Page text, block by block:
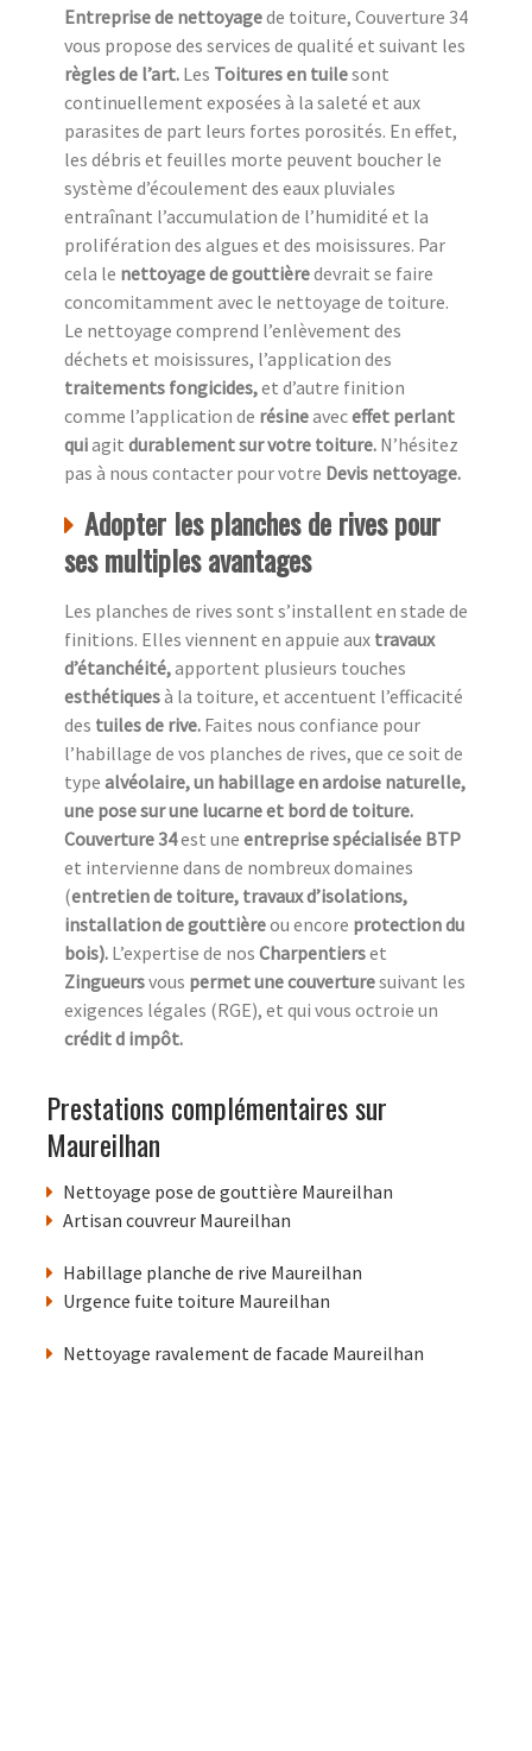
Entreprise de nettoyagede toiture, Couverture 34
vous propose des services de qualité et suivant les
règles de l’art. Les Toitures en tuilesont
continuellement exposées à la saleté et aux
parasites de part leurs fortes porosités. En effet,
les débris et feuilles morte peuvent boucher le
système d’écoulement des eaux pluviales
entraînant l’accumulation de l’humidité et la
prolifération des algues et des moisissures. Par
cela le nettoyage de gouttièredevrait se faire
concomitamment avec le nettoyage de toiture.
Le nettoyage comprend l’enlèvement des
déchets et moisissures, l’application des
traitements fongicides,et d’autre finition
comme l’application de résineaveceffet perlant
quiagit durablement sur votre toiture. N’hésitez
pas à nous contacter pour votre Devis nettoyage.
Adopter les planches de rives pour
ses multiples avantages
Les planches de rives sont s’installent en stade de
finitions. Elles viennent en appuie aux travaux
d’étanchéité,apportent plusieurs touches
esthétiquesà la toiture, et accentuent l’efficacité
des tuiles de rive. Faites nous confiance pour
l’habillage de vos planches de rives, que ce soit de
type alvéolaire, un habillage en ardoise naturelle,
une pose sur une lucarne et bord de toiture.
Couverture 34est une entreprise spécialisée BTP
et intervienne dans de nombreux domaines
(entretien de toiture, travaux d’isolations,
installation de gouttièreou encore protection du
bois). L’expertise de nos Charpentierset
Zingueursvous permet une couverturesuivant les
exigences légales (RGE), et qui vous octroie un
crédit d impôt.
Prestations complémentaires sur
Maureilhan
Nettoyage pose de gouttière Maureilhan
Artisan couvreur Maureilhan
Habillage planche de rive Maureilhan
Urgence fuite toiture Maureilhan
Nettoyage ravalement de facade Maureilhan